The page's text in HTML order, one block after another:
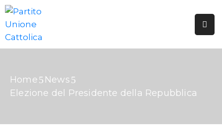
SIAMO
PUBBLICAZIONI
Home
News
Elezione del Presidente della Repubblica